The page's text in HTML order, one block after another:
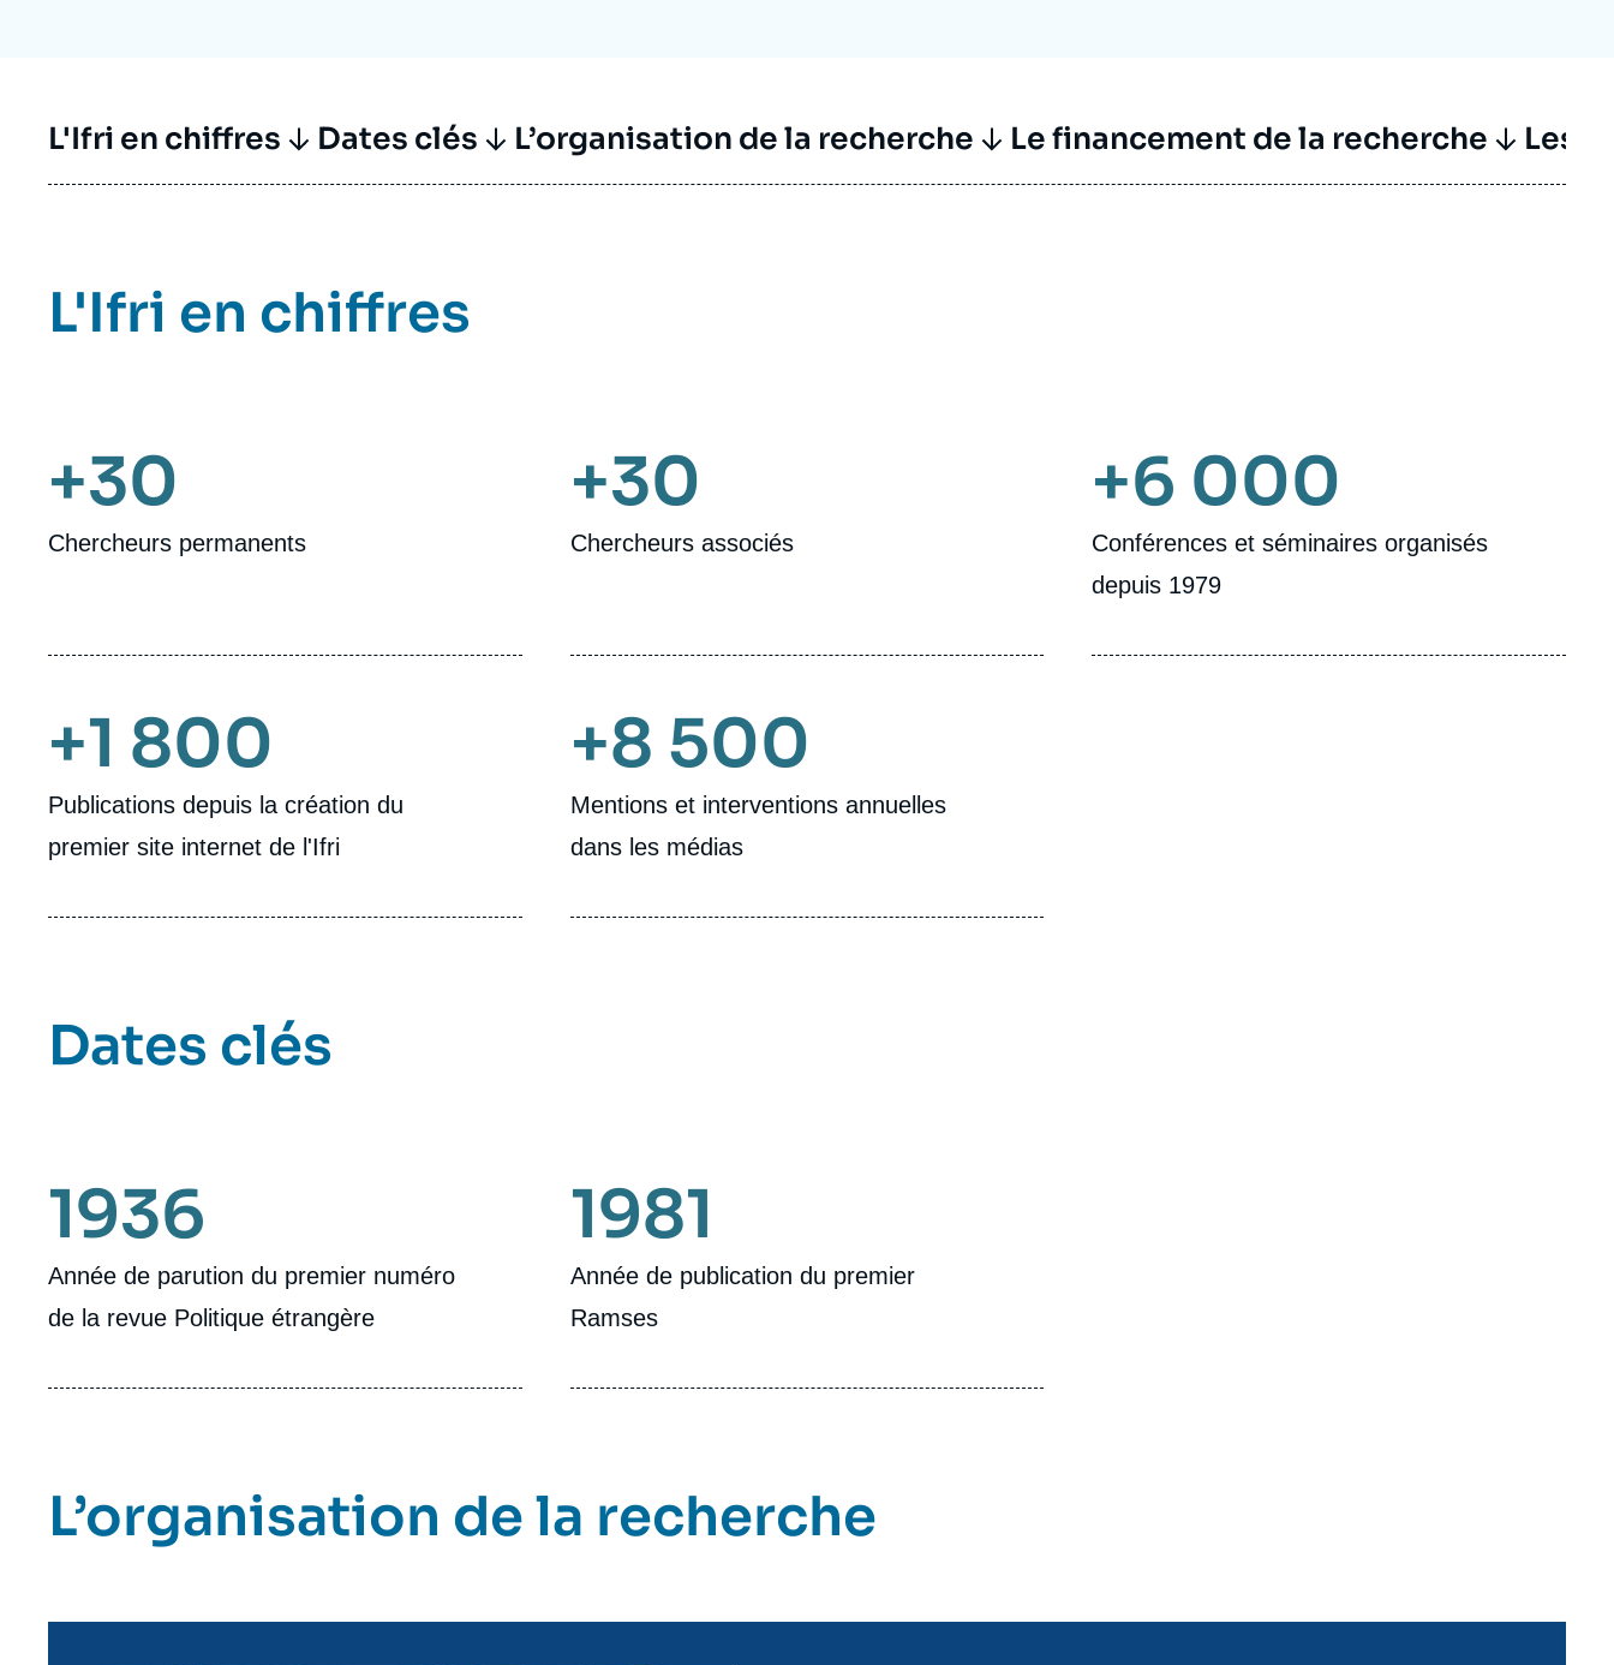
L'Ifri en chiffres Dates clés L’organisation de la recherche Le financement de la recherche Les
L'Ifri en chiffres
+30
Chercheurs permanents
+30
Chercheurs associés
+6 000
Conférences et séminaires organisés
depuis 1979
+1 800
Publications depuis la création du
premier site internet de l'Ifri
+8 500
Mentions et interventions annuelles
dans les médias
Dates clés
1936
Année de parution du premier numéro
de la revue Politique étrangère
1981
Année de publication du premier
Ramses
L’organisation de la recherche